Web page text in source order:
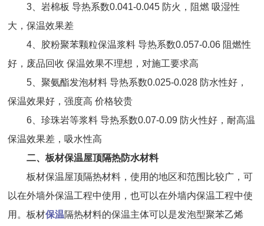
3、岩棉板 导热系数0.041-0.045 防火，阻燃 吸湿性
大，保温效果差
4、胶粉聚苯颗粒保温浆料 导热系数0.057-0.06 阻燃性
好，废品回收 保温效果不理想，对施工要求高
5、聚氨酯发泡材料 导热系数0.025-0.028 防水性好，
保温效果好，强度高 价格较贵
6、珍珠岩等浆料 导热系数0.07-0.09 防火性好，耐高温
保温效果差，吸水性高
二、板材保温屋顶隔热防水材料
板材保温屋顶隔热材料，使用的地区和范围比较广，可
以在外墙外保温工程中使用，也可以在外墙内保温工程中使
用。板材保温隔热材料的保温主体可以是发泡型聚苯乙烯